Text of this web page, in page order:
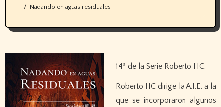
Nadando en aguas residuales
14ª de la Serie Roberto HC.
Roberto HC dirige la A.I.E. a la
que se incorporaron algunos